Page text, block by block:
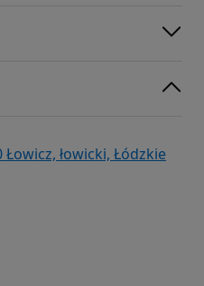
łowicki, Łódzkie